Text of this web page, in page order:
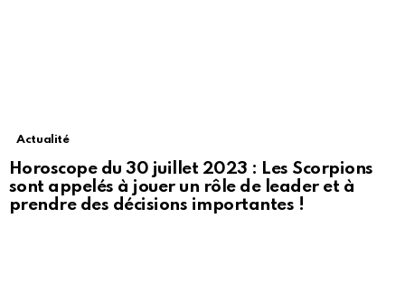
Actualité
Horoscope du 30 juillet 2023 : Les Scorpions
sont appelés à jouer un rôle de leader et à
prendre des décisions importantes !